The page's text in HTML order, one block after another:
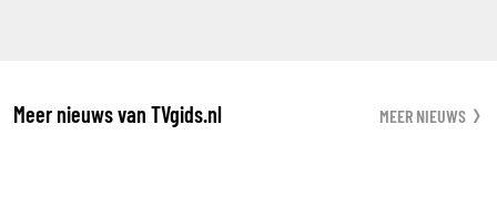
Meer nieuws van TVgids.nl MEER NIEUWS